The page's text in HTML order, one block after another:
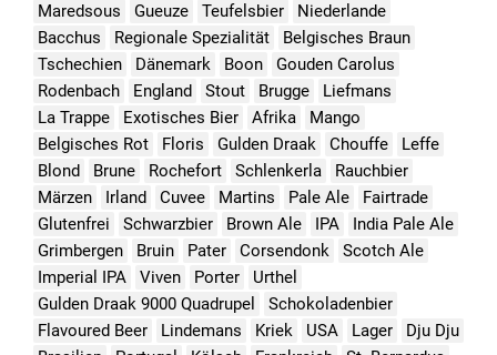
Maredsous
Gueuze Teufelsbier
Niederlande
Bacchus
Regionale Spezialität
Belgisches Braun
Tschechien
Dänemark Boon
Gouden Carolus
Rodenbach
England Stout Brugge
Liefmans
La Trappe
Exotisches Bier Afrika
Mango
Belgisches Rot
Floris Gulden Draak Chouffe
Leffe
Blond
Brune Rochefort Schlenkerla
Rauchbier
Märzen
Irland Cuvee Martins Pale Ale
Fairtrade
Glutenfrei
Schwarzbier Brown Ale IPA
India Pale Ale
Grimbergen
Bruin Pater Corsendonk
Scotch Ale
Imperial IPA
Viven Porter
Urthel
Gulden Draak 9000 Quadrupel
Schokoladenbier
Flavoured Beer
Lindemans Kriek USA Lager
Dju Dju